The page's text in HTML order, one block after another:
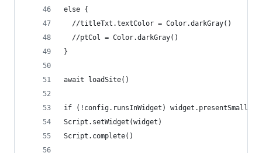
else {
  //titleTxt.textColor = Color.darkGray()
  //ptCol = Color.darkGray()
}
await loadSite()
if (!config.runsInWidget) widget.presentSmall()
Script.setWidget(widget)
Script.complete()